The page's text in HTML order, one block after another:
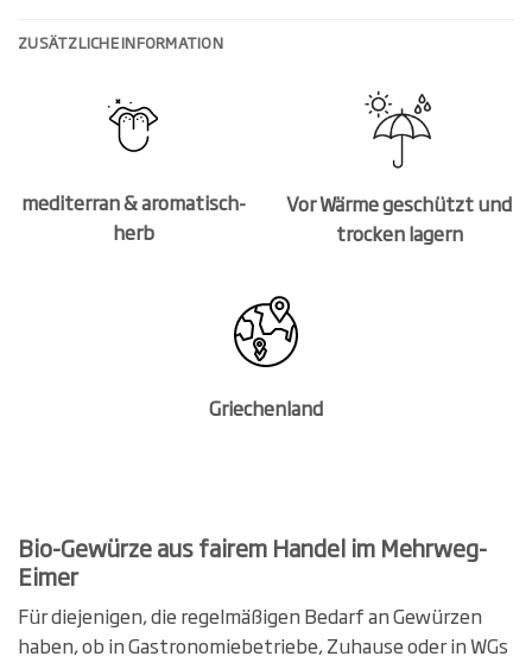
ZUSÄTZLICHE INFORMATION
mediterran & aromatisch-
herb
Vor Wärme geschützt und
trocken lagern
Griechenland
Bio-Gewürze aus fairem Handel im Mehrweg-
Eimer
Für diejenigen, die regelmäßigen Bedarf an Gewürzen
haben, ob in Gastronomiebetriebe, Zuhause oder in WGs